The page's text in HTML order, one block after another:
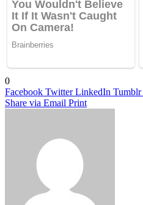
0
Facebook Twitter LinkedIn Tumblr
Share via Email Print